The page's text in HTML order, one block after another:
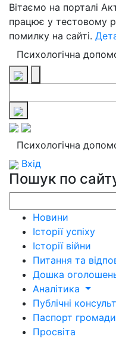
Вітаємо на порталі
працює у тестовому
помилку на сайті.
Психологічна
Психологічна
Вхід
Пошук по
Новини
Історії успіху
Історії війни
Питання та
Дошка
Аналітика
Публічні
Паспорт громади
Просвіта